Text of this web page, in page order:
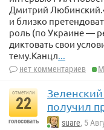
Дмитрий
и близко
роль (по Украине —
диктовать свои
тему.Канцл...
нет комментариев
отметили
22
голосовать
получил
suare, 5